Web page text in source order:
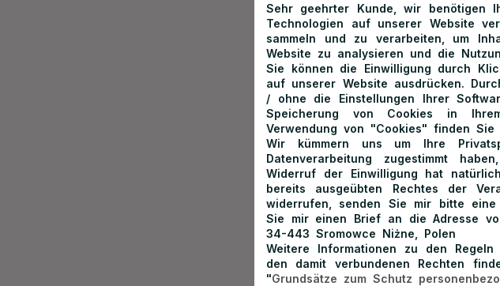
Sehr geehrter Kunde, wir benötigen
Technologien auf unserer Website
sammeln und zu verarbeiten, um
Website zu analysieren und die
Sie können die Einwilligung durch
auf unserer Website ausdrücken.
/ ohne die Einstellungen Ihrer
Speicherung von Cookies in
Verwendung von "Cookies" finden
Wir kümmern uns um Ihre
Datenverarbeitung zugestimmt
Widerruf der Einwilligung hat
bereits ausgeübten Rechtes der
widerrufen, senden Sie mir bitte eine
Sie mir einen Brief an die Adresse
34-443 Sromowce Niżne, Polen
Weitere Informationen zu den
den damit verbundenen Rechten
"Grundsätze zum Schutz